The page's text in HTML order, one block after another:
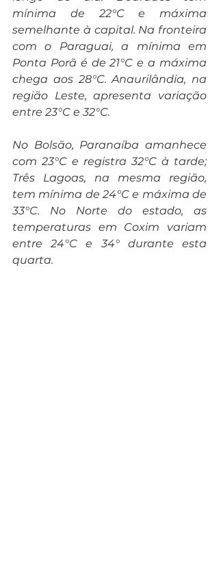
mínima de 22°C e máxima
semelhante à capital. Na fronteira
com o Paraguai, a mínima em
Ponta Porã é de 21°C e a máxima
chega aos 28°C. Anaurilândia, na
região Leste, apresenta variação
entre 23°C e 32°C.
No Bolsão, Paranaíba amanhece
com 23°C e registra 32°C à tarde;
Três Lagoas, na mesma região,
tem mínima de 24°C e máxima de
33°C. No Norte do estado, as
temperaturas em Coxim variam
entre 24°C e 34° durante esta
quarta.